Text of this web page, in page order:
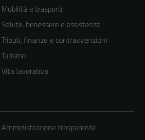
Mobilità e trasporti
Salute, benessere e assistenza
Tributi, finanze e contravvenzioni
Turismo
Vita lavorativa
Amministrazione trasparente